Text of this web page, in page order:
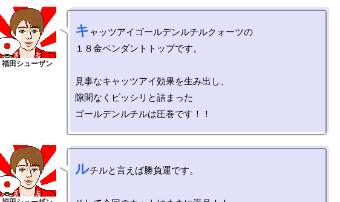
キ ャッツアイゴールデンルチルクォーツの
１８金ペンダントトップです。
見事なキャッツアイ効果を生み出し、
隙間なくビッシリと詰まった
ルチルと言えば勝負運です。